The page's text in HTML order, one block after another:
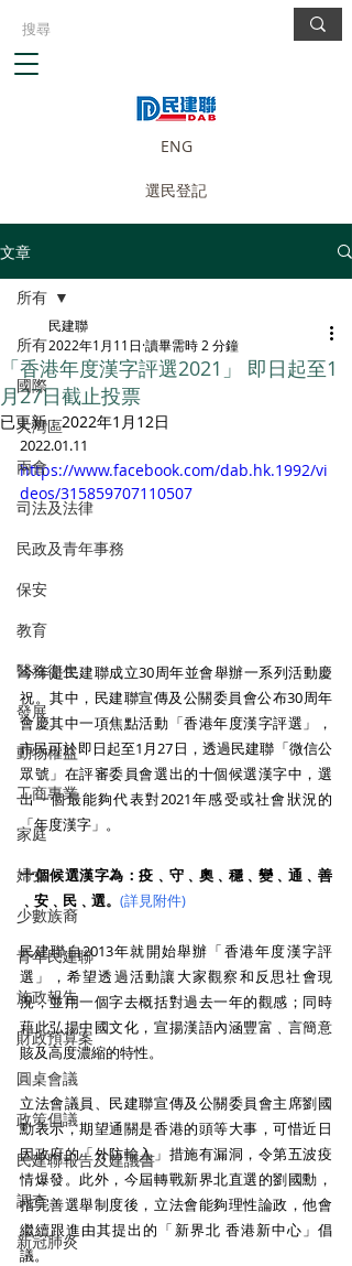
ENG
選民登記
文章
所有
國際
大灣區
兩會
司法及法律
民政及青年事務
保安
教育
醫務衛生
發展
動物權益
工商專業
家庭
婦女
少數族裔
青年民建聯
施政報告
財政預算案
圓桌會議
政策倡議
民建聯報告及建議書
調查
新冠肺炎
所有
「香港年度漢字評選2021」 即日起至1
月27日截止投票
民建聯
2022年1月11日 讀畢需時 2 分鐘
已更新：2022年1月12日
2022.01.11
https://www.facebook.com/dab.hk.1992/vi
deos/315859707110507
今年是民建聯成立30周年並會舉辦一系列活動慶
祝。其中，民建聯宣傳及公關委員會公布30周年
會慶其中一項焦點活動「香港年度漢字評選」，
市民可於即日起至1月27日，透過民建聯「微信公
眾號」在評審委員會選出的十個候選漢字中，選
出一個最能夠代表對2021年感受或社會狀況的
「年度漢字」。
十個候選漢字為：疫﹑守﹑奧﹑穩﹑變﹑通﹑善
﹑安﹑民﹑選。 (詳見附件)
民建聯自2013年就開始舉辦「香港年度漢字評
選」，希望透過活動讓大家觀察和反思社會現
況，並用一個字去概括對過去一年的觀感；同時
藉此弘揚中國文化，宣揚漢語內涵豐富﹑言簡意
賅及高度濃縮的特性。
立法會議員、民建聯宣傳及公關委員會主席劉國
勳表示，期望通關是香港的頭等大事，可惜近日
因政府的「外防輸入」措施有漏洞，令第五波疫
情爆發。此外，今屆轉戰新界北直選的劉國勳，
指完善選舉制度後，立法會能夠理性論政，他會
繼續跟進由其提出的「新界北 香港新中心」倡
議。